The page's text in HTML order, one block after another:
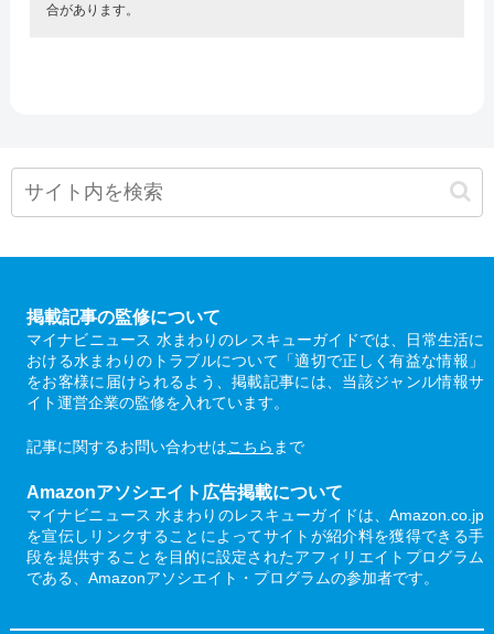
合があります。
掲載記事の監修について
マイナビニュース 水まわりのレスキューガイドでは、日常生活に
おける水まわりのトラブルについて「適切で正しく有益な情報」
をお客様に届けられるよう、掲載記事には、当該ジャンル情報サ
イト運営企業の監修を入れています。
記事に関するお問い合わせはこちら まで
Amazonアソシエイト広告掲載について
マイナビニュース 水まわりのレスキューガイドは、Amazon.co.jp
を宣伝しリンクすることによってサイトが紹介料を獲得できる手
段を提供することを目的に設定されたアフィリエイトプログラム
である、Amazonアソシエイト・プログラムの参加者です。